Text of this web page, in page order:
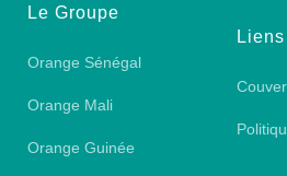
Le Groupe
Orange Sénégal
Orange Mali
Orange Guinée